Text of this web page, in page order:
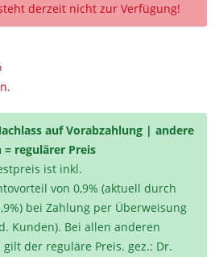
derzeit nicht zur Verfügung!
auf Vorabzahlung | andere
= regulärer Preis
ist inkl.
von 0,9% (aktuell durch
bei Zahlung per Überweisung
Kunden). Bei allen anderen
der reguläre Preis. gez.: Dr.